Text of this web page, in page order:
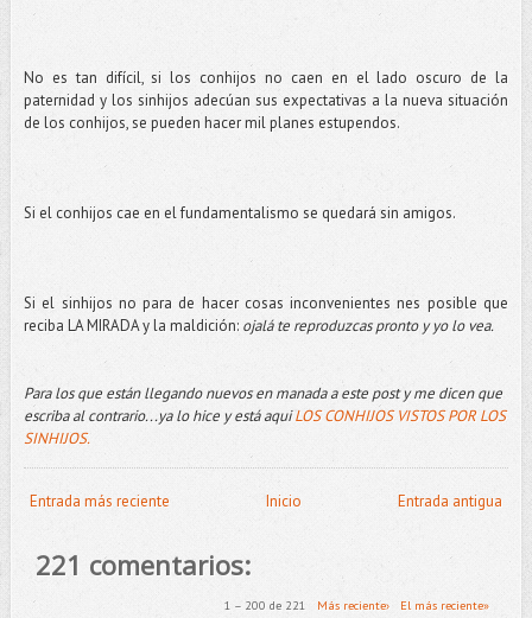
No es tan difícil, si los conhijos no caen en el lado oscuro de la
paternidad y los sinhijos adecúan sus expectativas a la nueva situación
de los conhijos, se pueden hacer mil planes estupendos.
Si el conhijos cae en el fundamentalismo se quedará sin amigos.
Si el sinhijos no para de hacer cosas inconvenientes nes posible que
reciba LA MIRADA y la maldición: ojalá te reproduzcas pronto y yo lo vea.
Para los que están llegando nuevos en manada a este post y me dicen que
escriba al contrario...ya lo hice y está aquiLOS CONHIJOS VISTOS POR LOS
SINHIJOS.
Entrada más reciente Entrada antigua
Inicio
221 comentarios:
1 – 200 de 221 Más reciente› El más reciente»